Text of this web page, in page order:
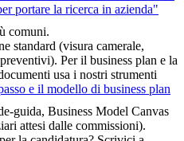
portare la ricerca in azienda"
comuni.
standard (visura camerale,
Per il business plan e la
usa i nostri strumenti
e il modello di business plan
guida, Business Model Canvas
attesi dalle commissioni).